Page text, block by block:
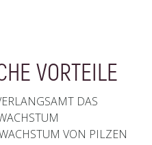
VORTEILE
DAS
VON PILZEN